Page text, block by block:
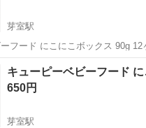
芽室駅
ード にこにこボックス 90g 12ヶ月頃
郡 芽室駅 ベビー用品 キ
キューピーベビーフード
650円
芽室駅